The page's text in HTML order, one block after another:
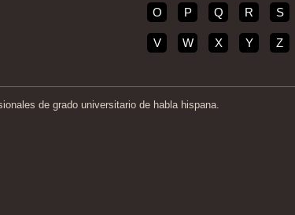
O P Q R S
V W X Y Z
de grado universitario de habla hispana.